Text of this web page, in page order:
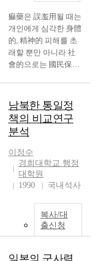
痲藥은 誤濫用될 때는
개인에게 심각한 身體
的, 精神的 피해를 초
래할 뿐만 아니라 社
會的으로는 國民保健
무서운 결과를 초래한
다. 우리나라도 痲藥
類가 국내에 유입된
것은 오래되지 않았을
뿐만 아니라 마약류
문제도 外國과 비교하
여 심각하지도 않았
다. 그러나 최근에는
의 약물남용이 급격히
증가하고 마약류 사용
고 있다. 또한 마약류
남북한 통일정
책의 비교연구
분석
이정수
경희대학교 행정
대학원
1990
국내석사
복사/대
출신청